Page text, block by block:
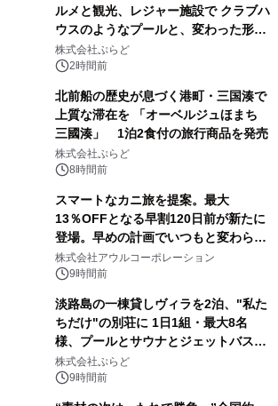
ルメと観光、レジャー施設で クラブハ
ウスのようなプールと、変わった形の
サウナも 「THE BOXY AWAJI」のお
得な素泊まり連泊プランで
株式会社ぷらど
2時間前
北前船の歴史が息づく港町・三国湊で
上質な滞在を 「オーベルジュほまち
三國湊」 1泊2食付の旅行商品を発売
株式会社ぷらど
8時間前
スマートなカニ旅を提案。最大
13％OFFとなる早割120日前が新たに
登場。早めの計画でいつもと変わらぬ
大人の冬旅を。ー夕日ヶ浦温泉「佳松
苑 別邸ふうか」ー
株式会社アウルコーポレーション
9時間前
淡路島の一棟貸しヴィラを2泊、"私た
ちだけ"の別荘に 1日1組・最大8名
様、プールとサウナとジェットバス付
きで Villa Mon Temps AWAJIの連泊
素泊りプラン
株式会社ぷらど
9時間前